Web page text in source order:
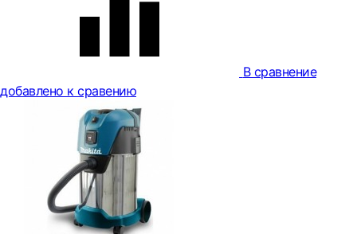
В сравнение
добавлено к сравению